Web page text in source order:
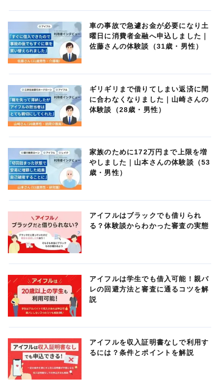
車の事故で急遽お金が必要になり土
曜日に消費者金融へ申込しました｜
佐藤さんの体験談（31歳・男性）
ギリギリまで借りてしまい返済に間
に合わなくなりました｜山崎さんの
体験談（28歳・男性）
家族のために172万円まで上限を増
やしました｜山本さんの体験談（53
歳・男性）
アイフルはブラックでも借りられ
る？体験談からわかった審査の実態
アイフルは学生でも借入可能！親バ
レの回避方法と審査に通るコツを解
説
アイフルを収入証明書なしで利用す
るには？条件とポイントを解説